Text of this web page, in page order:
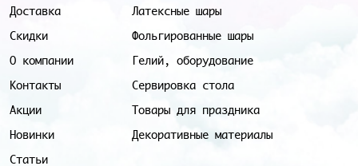
Доставка
Скидки
О компании
Контакты
Акции
Новинки
Статьи
Латексные шары
Фольгированные шары
Гелий, оборудование
Сервировка стола
Товары для праздника
Декоративные материалы